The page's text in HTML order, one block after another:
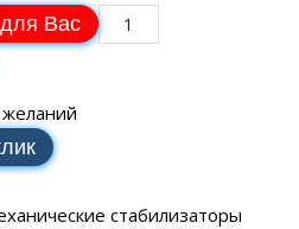
Вас
стабилизаторы